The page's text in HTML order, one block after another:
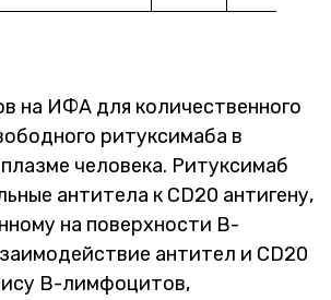
на ИФА для количественного
ритуксимаба в
человека. Ритуксимаб
антитела к CD20 антигену,
на поверхности B-
антител и CD20
B-лимфоцитов,